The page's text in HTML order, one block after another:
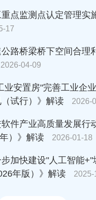
重点监测点认定管理实
17
公路桥梁桥下空间合理
2026-04-09
业安置房"完善工业企
试行）》解读
2026-
软件产业高质量发展行
）》解读
2026-01-18
步加快建设"人工智能+"
年版）》解读
2025-